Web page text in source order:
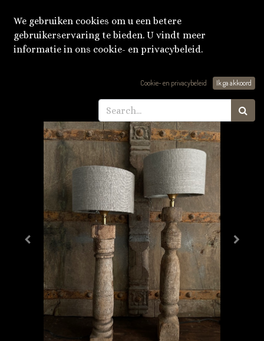
We gebruiken cookies om u een betere
gebruikerservaring te bieden. U vindt meer
informatie in ons cookie- en privacybeleid.
Cookie- en privacybeleid Ik ga akkoord